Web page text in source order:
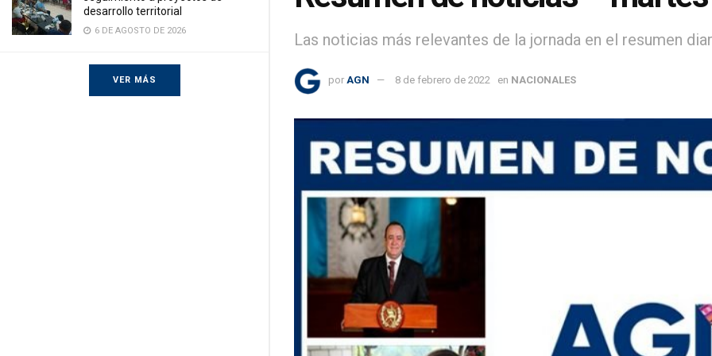
desarrollo territorial
6 DE AGOSTO DE 2026
VER MÁS
Las noticias más relevantes de la jornada en el resumen
por AGN 8 de febrero de 2022 en NACIONALES